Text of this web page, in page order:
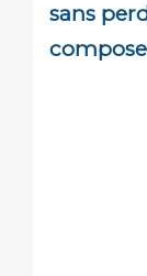
sans